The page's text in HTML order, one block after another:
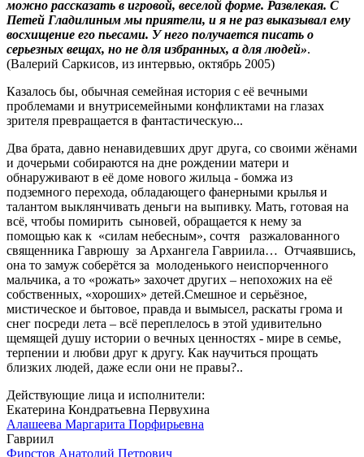
можно рассказать в игровой, веселой форме. Развлекая. С
Петей Гладилиным мы приятели, и я не раз выказывал ему
восхищение его пьесами. У него получается писать о
серьезных вещах, но не для избранных, а для людей».
(Валерий Саркисов, из интервью, октябрь 2005)
Казалось бы, обычная семейная история с её вечными
проблемами и внутрисемейными конфликтами на глазах
зрителя превращается в фантастическую...
Два брата, давно ненавидевших друг друга, со своими жёнами
и дочерьми собираются на дне рождении матери и
обнаруживают в её доме нового жильца - бомжа из
подземного перехода, обладающего фанерными крылья и
талантом выклянчивать деньги на выпивку. Мать, готовая на
всё, чтобы помирить сыновей, обращается к нему за
помощью как к «силам небесным», сочтя разжалованного
священника Гаврюшу за Архангела Гавриила… Отчаявшись,
она то замуж соберётся за молоденького неиспорченного
мальчика, а то «рожать» захочет других – непохожих на её
собственных, «хороших» детей.Смешное и серьёзное,
мистическое и бытовое, правда и вымысел, раскаты грома и
снег посреди лета – всё переплелось в этой удивительно
щемящей душу истории о вечных ценностях - мире в семье,
терпении и любви друг к другу. Как научиться прощать
близких людей, даже если они не правы?..
Действующие лица и исполнители:
Екатерина Кондратьевна Первухина
Алашеева Маргарита Порфирьевна
Гавриил
Фирстов Анатолий Петрович